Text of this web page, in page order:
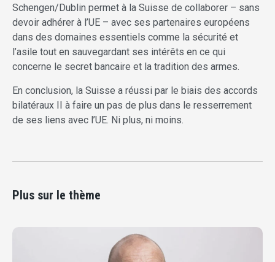
Schengen/Dublin permet à la Suisse de collaborer – sans
devoir adhérer à l’UE – avec ses partenaires européens
dans des domaines essentiels comme la sécurité et
l’asile tout en sauvegardant ses intérêts en ce qui
concerne le secret bancaire et la tradition des armes.
En conclusion, la Suisse a réussi par le biais des accords
bilatéraux II à faire un pas de plus dans le resserrement
de ses liens avec l’UE. Ni plus, ni moins.
Plus sur le thème